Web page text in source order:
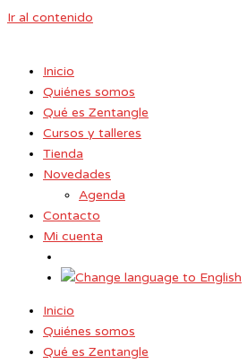
Ir al contenido
Inicio
Quiénes somos
Qué es Zentangle
Cursos y talleres
Tienda
Novedades
Agenda
Contacto
Mi cuenta
Inicio
Quiénes somos
Qué es Zentangle